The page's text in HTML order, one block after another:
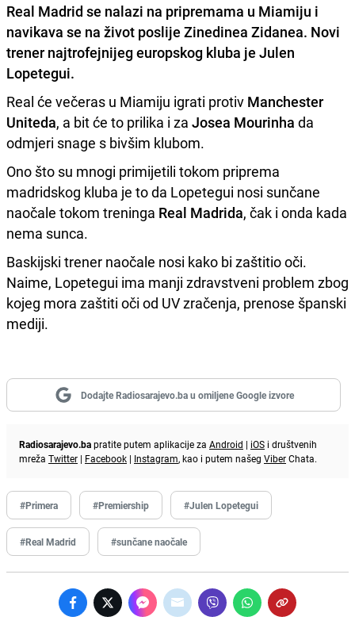
Real Madrid se nalazi na pripremama u Miamiju i
navikava se na život poslije Zinedinea Zidanea. Novi
trener najtrofejnijeg europskog kluba je Julen
Lopetegui.
Real će večeras u Miamiju igrati protiv Manchester
Uniteda, a bit će to prilika i za Josea Mourinha da
odmjeri snage s bivšim klubom.
Ono što su mnogi primijetili tokom priprema
madridskog kluba je to da Lopetegui nosi sunčane
naočale tokom treninga Real Madrida, čak i onda kada
nema sunca.
Baskijski trener naočale nosi kako bi zaštitio oči.
Naime, Lopetegui ima manji zdravstveni problem zbog
kojeg mora zaštiti oči od UV zračenja, prenose španski
mediji.
Dodajte Radiosarajevo.ba u omiljene Google izvore
Radiosarajevo.bapratite putem aplikacije za Android | iOS i društvenih
mreža Twitter | Facebook | Instagram, kao i putem našeg ViberChata.
#Primera #Premiership #Julen Lopetegui
#Real Madrid #sunčane naočale